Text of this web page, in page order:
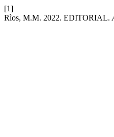
[1]
Rìos, M.M. 2022. EDITORIAL.